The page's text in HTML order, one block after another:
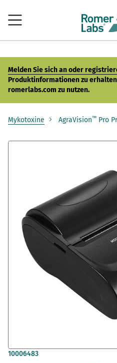
Melden Sie sich an oder
Produktinformationen zu
romerlabs.com zu nutzen.
Mykotoxine AgraVision™ Pro
Zum
Zum
10006483